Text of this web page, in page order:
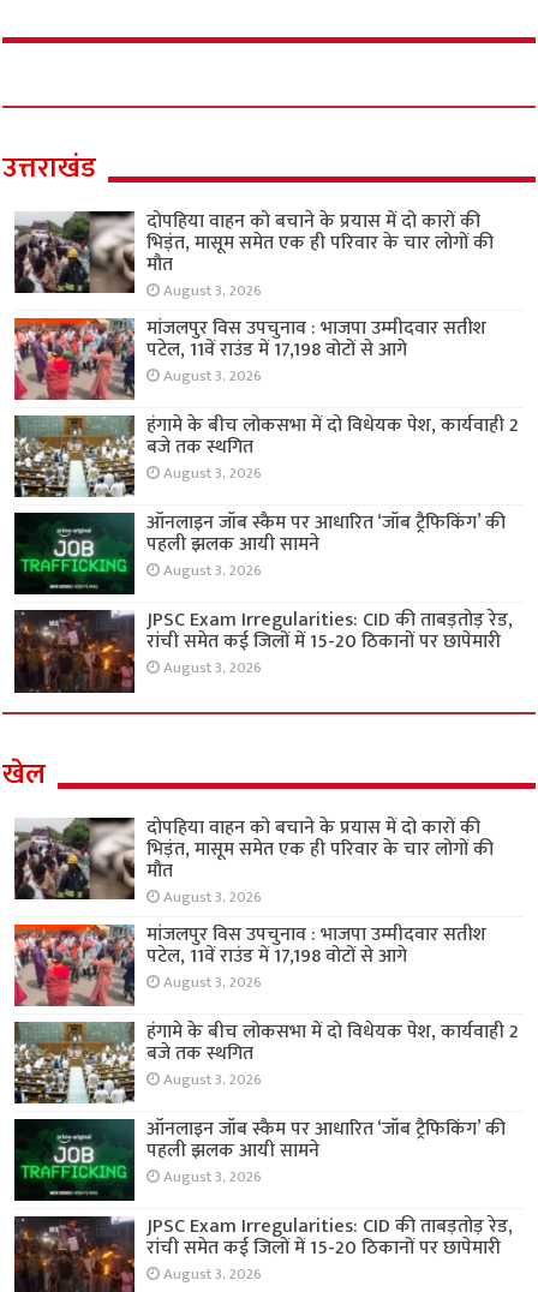
उत्तराखंड
दोपहिया वाहन को बचाने के प्रयास में दो कारों की
भिड़ंत, मासूम समेत एक ही परिवार के चार लोगों की
मौत
August 3, 2026
मांजलपुर विस उपचुनाव : भाजपा उम्मीदवार सतीश
पटेल, 11वें राउंड में 17,198 वोटों से आगे
August 3, 2026
हंगामे के बीच लोकसभा में दो विधेयक पेश, कार्यवाही 2
बजे तक स्थगित
August 3, 2026
ऑनलाइन जॉब स्कैम पर आधारित ‘जॉब ट्रैफिकिंग’ की
पहली झलक आयी सामने
August 3, 2026
JPSC Exam Irregularities: CID की ताबड़तोड़ रेड,
रांची समेत कई जिलों में 15-20 ठिकानों पर छापेमारी
August 3, 2026
खेल
दोपहिया वाहन को बचाने के प्रयास में दो कारों की
भिड़ंत, मासूम समेत एक ही परिवार के चार लोगों की
मौत
August 3, 2026
मांजलपुर विस उपचुनाव : भाजपा उम्मीदवार सतीश
पटेल, 11वें राउंड में 17,198 वोटों से आगे
August 3, 2026
हंगामे के बीच लोकसभा में दो विधेयक पेश, कार्यवाही 2
बजे तक स्थगित
August 3, 2026
ऑनलाइन जॉब स्कैम पर आधारित ‘जॉब ट्रैफिकिंग’ की
पहली झलक आयी सामने
August 3, 2026
JPSC Exam Irregularities: CID की ताबड़तोड़ रेड,
रांची समेत कई जिलों में 15-20 ठिकानों पर छापेमारी
August 3, 2026